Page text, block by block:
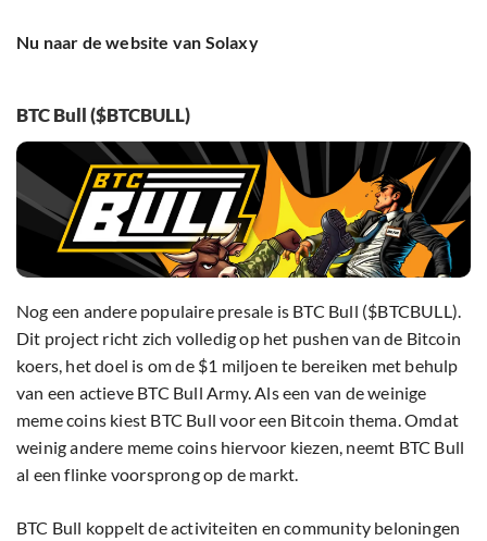
Nu naar de website van Solaxy
BTC Bull ($BTCBULL)
Nog een andere populaire presale is BTC Bull ($BTCBULL).
Dit project richt zich volledig op het pushen van de Bitcoin
koers, het doel is om de $1 miljoen te bereiken met behulp
van een actieve BTC Bull Army. Als een van de weinige
meme coins kiest BTC Bull voor een Bitcoin thema. Omdat
weinig andere meme coins hiervoor kiezen, neemt BTC Bull
al een flinke voorsprong op de markt.
BTC Bull koppelt de activiteiten en community beloningen